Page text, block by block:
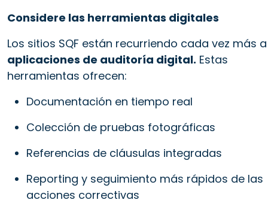
Considere las herramientas digitales
Los sitios SQF están recurriendo cada vez más a
aplicaciones de auditoría digital. Estas
herramientas ofrecen:
Documentación en tiempo real
Colección de pruebas fotográficas
Referencias de cláusulas integradas
Reporting y seguimiento más rápidos de las
acciones correctivas